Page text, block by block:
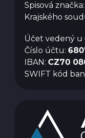
Spisová
Krajského
Účet vedený u
Číslo účtu:
IBAN: CZ70
SWIFT kód